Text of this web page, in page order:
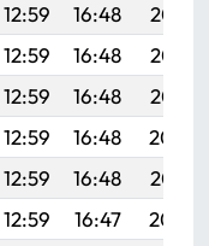
12:59 16:48
20:08
12:59 16:48
20:08
12:59 16:48
20:07
12:59 16:48
20:06
12:59 16:48
20:05
12:59 16:47
20:04